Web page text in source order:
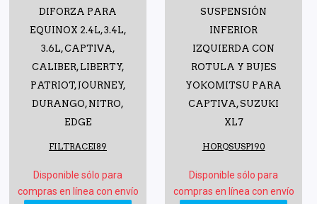
DIFORZA PARA
EQUINOX 2.4L, 3.4L,
3.6L, CAPTIVA,
CALIBER, LIBERTY,
PATRIOT, JOURNEY,
DURANGO, NITRO,
EDGE
FILTRACEI89
Disponible sólo para
compras en línea con envío
SUSPENSIÓN
INFERIOR
IZQUIERDA CON
ROTULA Y BUJES
YOKOMITSU PARA
CAPTIVA, SUZUKI
XL7
HORQSUSP190
Disponible sólo para
compras en línea con envío